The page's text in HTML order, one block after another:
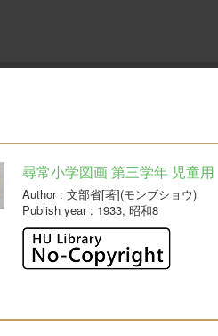
尋常小学図画 第三学年 児童用
Author: 文部省[著](モンブショウ)
Publish year: 1933, 昭和8